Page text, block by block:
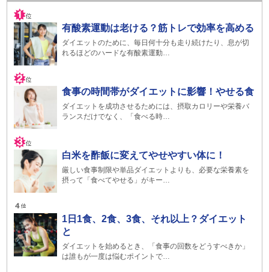
有酸素運動は老ける？筋トレで効率を高める
ダイエットのために、毎日何十分も走り続けたり、息が切
れるほどのハードな有酸素運動…
食事の時間帯がダイエットに影響！やせる食
ダイエットを成功させるためには、摂取カロリーや栄養バ
ランスだけでなく、「食べる時…
白米を酢飯に変えてやせやすい体に！
厳しい食事制限や単品ダイエットよりも、必要な栄養素を
摂って「食べてやせる」がキー…
1日1食、2食、3食、それ以上？ダイエット
と
ダイエットを始めるとき、「食事の回数をどうすべきか」
は誰もが一度は悩むポイントで…